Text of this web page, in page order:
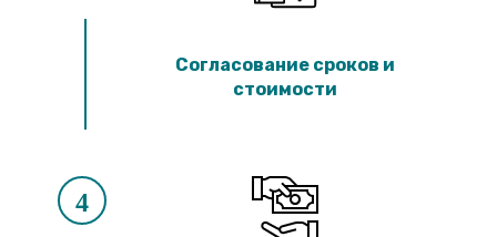
Согласование сроков и
стоимости
4